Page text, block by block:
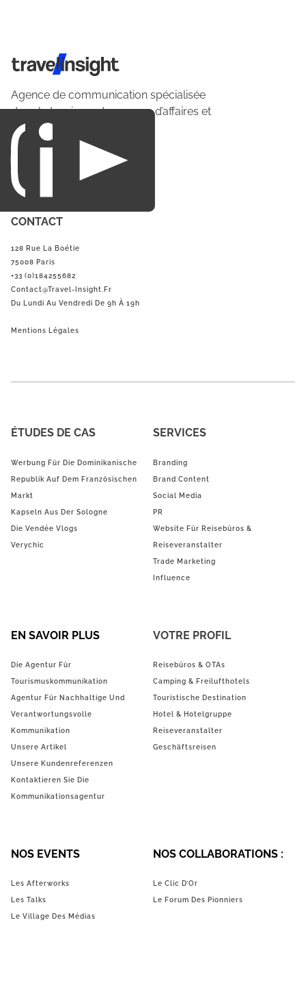
Travel Insight
Agence de communication spécialisée
dans le tourisme du voyage d’affaires et
du loisirs.
CONTACT
128 Rue La Boétie
75008 Paris
+33 (0)184255682
Contact@Travel-Insight.fr
Du Lundi Au Vendredi De 9h À 19h
Mentions Légales
ÉTUDES DE CAS
Werbung Für Die Dominikanische
Republik Auf Dem Französischen
Markt
Kapseln Aus Der Sologne
Die Vendée Vlogs
Verychic
SERVICES
Branding
Brand Content
Social Media
PR
Website Für Reisebüros &
Reiseveranstalter
Trade Marketing
Influence
EN SAVOIR PLUS
Die Agentur Für
Tourismuskommunikation
Agentur Für Nachhaltige Und
Verantwortungsvolle
Kommunikation
Unsere Artikel
Unsere Kundenreferenzen
Kontaktieren Sie Die
Kommunikationsagentur
VOTRE PROFIL
Reisebüros & OTAs
Camping & Freilufthotels
Touristische Destination
Hotel & Hotelgruppe
Reiseveranstalter
Geschäftsreisen
NOS EVENTS
Les Afterworks
Les Talks
Le Village Des Médias
NOS COLLABORATIONS :
Le Clic D’Or
Le Forum Des Pionniers